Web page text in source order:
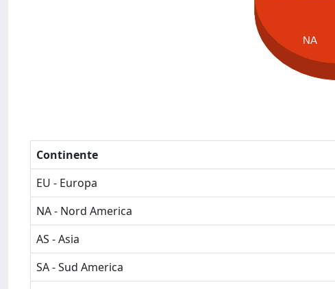
NA
Continente
EU - Europa
NA - Nord America
AS - Asia
SA - Sud America